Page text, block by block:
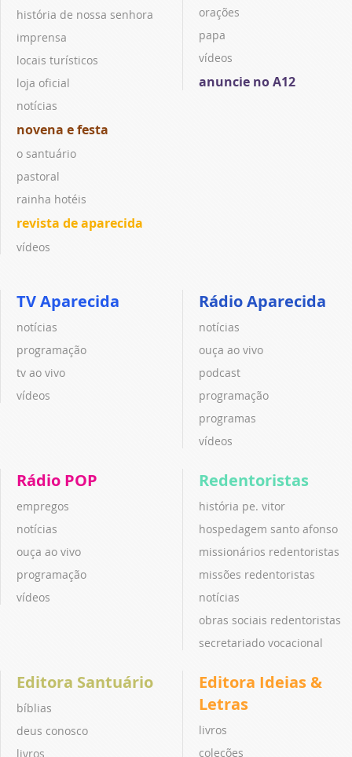
história de nossa senhora
imprensa
locais turísticos
loja oficial
notícias
novena e festa
o santuário
pastoral
rainha hotéis
revista de aparecida
vídeos
orações
papa
vídeos
anuncie no A12
TV Aparecida
notícias
programação
tv ao vivo
vídeos
Rádio Aparecida
notícias
ouça ao vivo
podcast
programação
programas
vídeos
Rádio POP
empregos
notícias
ouça ao vivo
programação
vídeos
Redentoristas
história pe. vitor
hospedagem santo afonso
missionários redentoristas
missões redentoristas
notícias
obras sociais redentoristas
secretariado vocacional
Editora Santuário
bíblias
deus conosco
livros
Editora Ideias &
Letras
livros
coleções